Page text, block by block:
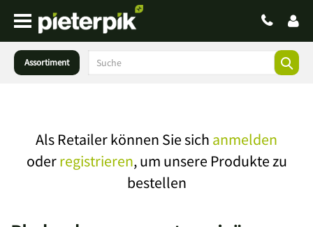
Assortiment
Als Retailer können Sie sich anmelden
oderregistrieren, um unsere Produkte zu
bestellen